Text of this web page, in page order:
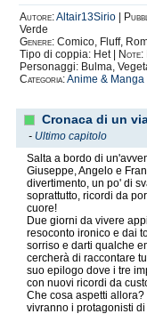
Autore:Altair13Sirio
Verde
Genere: Comico, Fluff,
Tipo di coppia: Het |
Note:
Personaggi: Bulma,
Categoria:Anime & Manga
Cronaca di un
- Ultimo capitolo
Salta a bordo di
Giuseppe, Angelo e
divertimento, un po' di
soprattutto, ricordi da
cuore!
Due giorni da vivere
resoconto ironico e dai
sorriso e darti qualche
cercherà di raccontare
suo epilogo dove i tre
con nuovi ricordi da
Che cosa aspetti
vivranno i protagonisti